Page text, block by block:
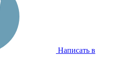
Написать в